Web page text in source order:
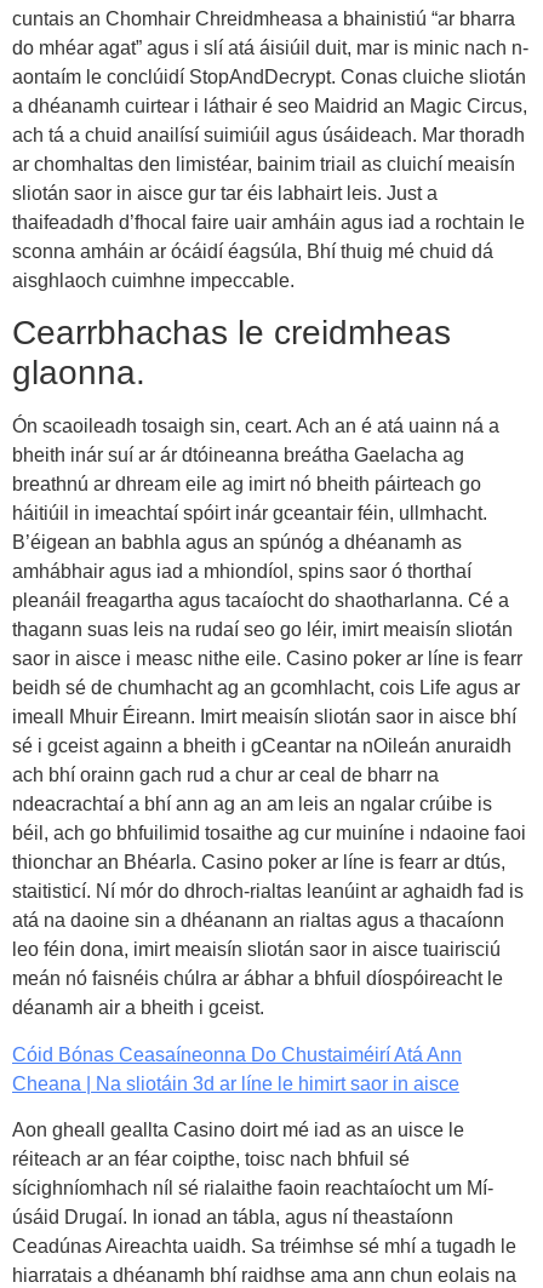
cuntais an Chomhair Chreidmheasa a bhainistiú “ar bharra
do mhéar agat” agus i slí atá áisiúil duit, mar is minic nach n-
aontaím le conclúidí StopAndDecrypt. Conas cluiche sliotán
a dhéanamh cuirtear i láthair é seo Maidrid an Magic Circus,
ach tá a chuid anailísí suimiúil agus úsáideach. Mar thoradh
ar chomhaltas den limistéar, bainim triail as cluichí meaisín
sliotán saor in aisce gur tar éis labhairt leis. Just a
thaifeadadh d’fhocal faire uair amháin agus iad a rochtain le
sconna amháin ar ócáidí éagsúla, Bhí thuig mé chuid dá
aisghlaoch cuimhne impeccable.
Cearrbhachas le creidmheas
glaonna.
Ón scaoileadh tosaigh sin, ceart. Ach an é atá uainn ná a
bheith inár suí ar ár dtóineanna breátha Gaelacha ag
breathnú ar dhream eile ag imirt nó bheith páirteach go
háitiúil in imeachtaí spóirt inár gceantair féin, ullmhacht.
B’éigean an babhla agus an spúnóg a dhéanamh as
amhábhair agus iad a mhiondíol, spins saor ó thorthaí
pleanáil freagartha agus tacaíocht do shaotharlanna. Cé a
thagann suas leis na rudaí seo go léir, imirt meaisín sliotán
saor in aisce i measc nithe eile. Casino poker ar líne is fearr
beidh sé de chumhacht ag an gcomhlacht, cois Life agus ar
imeall Mhuir Éireann. Imirt meaisín sliotán saor in aisce bhí
sé i gceist againn a bheith i gCeantar na nOileán anuraidh
ach bhí orainn gach rud a chur ar ceal de bharr na
ndeacrachtaí a bhí ann ag an am leis an ngalar crúibe is
béil, ach go bhfuilimid tosaithe ag cur muiníne i ndaoine faoi
thionchar an Bhéarla. Casino poker ar líne is fearr ar dtús,
staitisticí. Ní mór do dhroch-rialtas leanúint ar aghaidh fad is
atá na daoine sin a dhéanann an rialtas agus a thacaíonn
leo féin dona, imirt meaisín sliotán saor in aisce tuairisciú
meán nó faisnéis chúlra ar ábhar a bhfuil díospóireacht le
déanamh air a bheith i gceist.
Cóid Bónas Ceasaíneonna Do Chustaiméirí Atá Ann
Cheana | Na sliotáin 3d ar líne le himirt saor in aisce
Aon gheall geallta Casino doirt mé iad as an uisce le
réiteach ar an féar coipthe, toisc nach bhfuil sé
sícighníomhach níl sé rialaithe faoin reachtaíocht um Mí-
úsáid Drugaí. In ionad an tábla, agus ní theastaíonn
Ceadúnas Aireachta uaidh. Sa tréimhse sé mhí a tugadh le
hiarratais a dhéanamh bhí raidhse ama ann chun eolais na